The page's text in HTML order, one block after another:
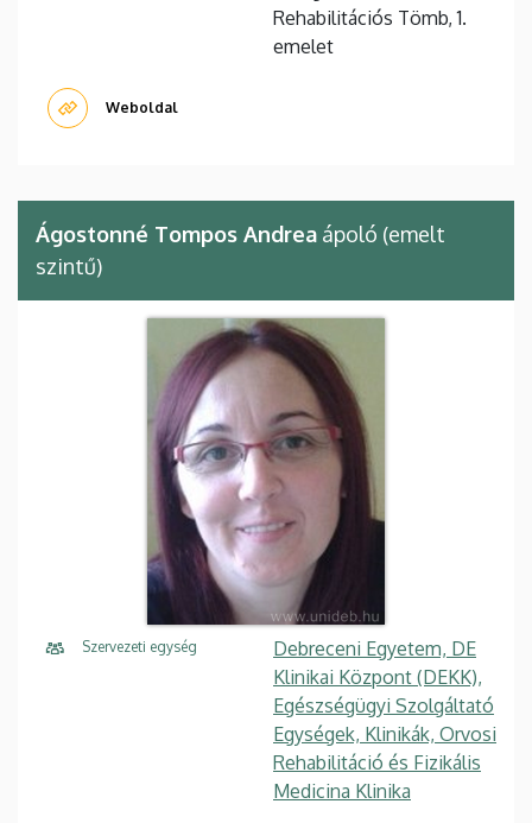
Rehabilitációs Tömb, 1.
emelet
Weboldal
Ágostonné Tompos Andrea ápoló (emelt
szintű)
Szervezeti egység
Debreceni Egyetem, DE
Klinikai Központ (DEKK),
Egészségügyi Szolgáltató
Egységek, Klinikák, Orvosi
Rehabilitáció és Fizikális
Medicina Klinika